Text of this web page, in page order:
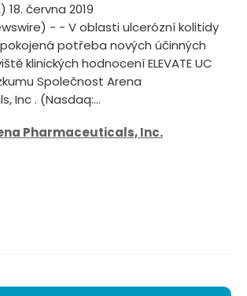
18. června 2019
- - V oblasti ulcerózní kolitidy
potřeba nových účinných
klinických hodnocení ELEVATE UC
Společnost Arena
Inc . (Nasdaq:...
Pharmaceuticals, Inc.